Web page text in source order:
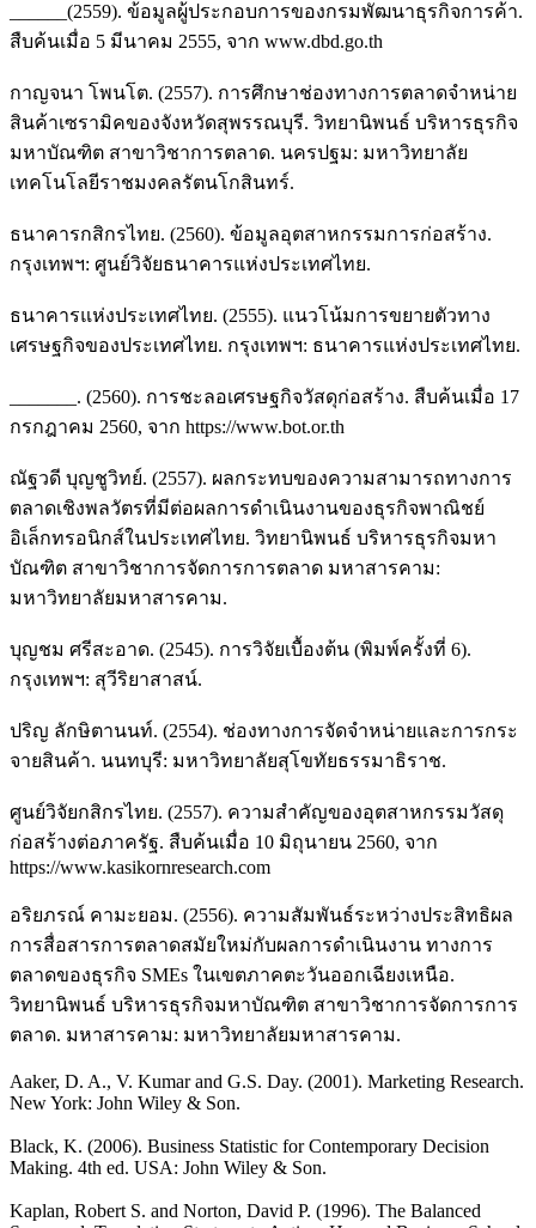
______(2559). ข้อมูลผู้ประกอบการของกรมพัฒนาธุรกิจการค้า.
สืบค้นเมื่อ 5 มีนาคม 2555, จาก www.dbd.go.th
กาญจนา โพนโต. (2557). การศึกษาช่องทางการตลาดจำหน่าย
สินค้าเซรามิคของจังหวัดสุพรรณบุรี. วิทยานิพนธ์ บริหารธุรกิจ
มหาบัณฑิต สาขาวิชาการตลาด. นครปฐม: มหาวิทยาลัย
เทคโนโลยีราชมงคลรัตนโกสินทร์.
ธนาคารกสิกรไทย. (2560). ข้อมูลอุตสาหกรรมการก่อสร้าง.
กรุงเทพฯ: ศูนย์วิจัยธนาคารแห่งประเทศไทย.
ธนาคารแห่งประเทศไทย. (2555). แนวโน้มการขยายตัวทาง
เศรษฐกิจของประเทศไทย. กรุงเทพฯ: ธนาคารแห่งประเทศไทย.
_______. (2560). การชะลอเศรษฐกิจวัสดุก่อสร้าง. สืบค้นเมื่อ 17
กรกฎาคม 2560, จาก https://www.bot.or.th
ณัฐวดี บุญชูวิทย์. (2557). ผลกระทบของความสามารถทางการ
ตลาดเชิงพลวัตรที่มีต่อผลการดำเนินงานของธุรกิจพาณิชย์
อิเล็กทรอนิกส์ในประเทศไทย. วิทยานิพนธ์ บริหารธุรกิจมหา
บัณฑิต สาขาวิชาการจัดการการตลาด มหาสารคาม:
มหาวิทยาลัยมหาสารคาม.
บุญชม ศรีสะอาด. (2545). การวิจัยเบื้องต้น (พิมพ์ครั้งที่ 6).
กรุงเทพฯ: สุวีริยาสาสน์.
ปริญ ลักษิตานนท์. (2554). ช่องทางการจัดจำหน่ายและการกระ
จายสินค้า. นนทบุรี: มหาวิทยาลัยสุโขทัยธรรมาธิราช.
ศูนย์วิจัยกสิกรไทย. (2557). ความสำคัญของอุตสาหกรรมวัสดุ
ก่อสร้างต่อภาครัฐ. สืบค้นเมื่อ 10 มิถุนายน 2560, จาก
https://www.kasikornresearch.com
อริยภรณ์ คามะยอม. (2556). ความสัมพันธ์ระหว่างประสิทธิผล
การสื่อสารการตลาดสมัยใหม่กับผลการดำเนินงาน ทางการ
ตลาดของธุรกิจ SMEs ในเขตภาคตะวันออกเฉียงเหนือ.
วิทยานิพนธ์ บริหารธุรกิจมหาบัณฑิต สาขาวิชาการจัดการการ
ตลาด. มหาสารคาม: มหาวิทยาลัยมหาสารคาม.
Aaker, D. A., V. Kumar and G.S. Day. (2001). Marketing Research.
New York: John Wiley & Son.
Black, K. (2006). Business Statistic for Contemporary Decision
Making. 4th ed. USA: John Wiley & Son.
Kaplan, Robert S. and Norton, David P. (1996). The Balanced